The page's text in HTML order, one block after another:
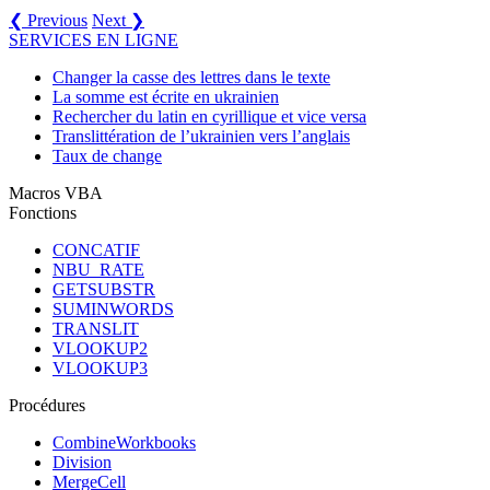
❮ Previous Next ❯
SERVICES EN LIGNE
Changer la casse des lettres dans le texte
La somme est écrite en ukrainien
Rechercher du latin en cyrillique et vice versa
Translittération de l’ukrainien vers l’anglais
Taux de change
Macros VBA
Fonctions
CONCATIF
NBU_RATE
GETSUBSTR
SUMINWORDS
TRANSLIT
VLOOKUP2
VLOOKUP3
Procédures
CombineWorkbooks
Division
MergeCell